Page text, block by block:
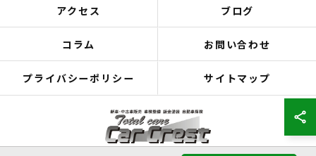
アクセス ブログ
コラム お問い合わせ
プライバシーポリシー サイトマップ